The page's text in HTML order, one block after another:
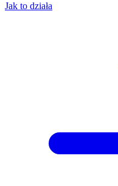
Jak to działa